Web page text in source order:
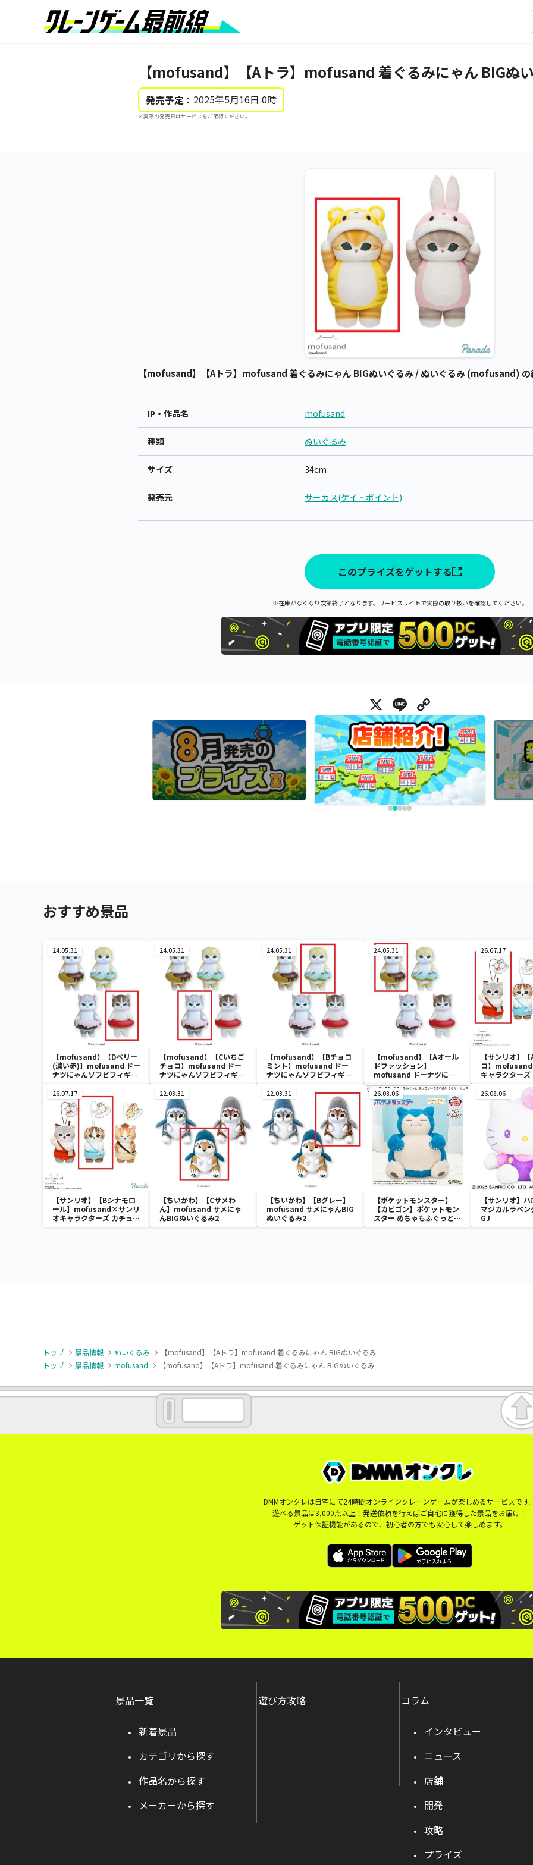
【mofusand】【Aトラ】mofusand 着ぐるみにゃん BIGぬ
発売予定： 2025年5月16日 0時
※実際の発売日はサービスをご確認ください。
【mofusand】【Aトラ】mofusand 着ぐるみにゃん BIGぬいぐるみ / ぬいぐるみ (mofusand) の
IP・作品名 mofusand
種類 ぬいぐるみ
サイズ 34cm
発売元 サーカス(ケイ・ポイント)
このプライズをゲットする
※在庫がなくなり次第終了となります。サービスサイトで実際の取り扱いを確認してください。
X Line
おすすめ景品
24.05.31
【mofusand】【Dベリー
(濃い赤)】mofusand ドー
ナツにゃんソフビフィギュ
24.05.31
【mofusand】【Cいちご
チョコ】mofusand ドー
ナツにゃんソフビフィギュ
24.05.31
【mofusand】【Bチョコ
ミント】mofusand ドー
ナツにゃんソフビフィギュ
24.05.31
【mofusand】【Aオール
ドファッション】
mofusand ドーナツにゃ
んソフビフィギュア
26.07.17
【サンリオ】
コ】
キャラクター
26.07.17
【サンリオ】【Bシナモロ
ール】mofusand×サンリ
オキャラクターズ カチュー
シャマスコット②
22.03.31
【ちいかわ】【Cサメわ
ん】mofusand サメにゃ
んBIGぬいぐるみ2
22.03.31
【ちいかわ】【Bグレー】
mofusand サメにゃんBIG
ぬいぐるみ2
26.08.06
【ポケットモンスター】
【カビゴン】ポケットモン
スター めちゃもふぐっと
ほっこりいやされぬいぐる
26.08.06
【サンリオ】
マジカルラベ
GJ
トップ 景品情報 ぬいぐるみ
【mofusand】【Aトラ】mofusand 着ぐるみにゃん BIGぬいぐるみ
トップ
景品情報 mofusand 【mofusand】【Aトラ】mofusand 着ぐるみにゃん BIGぬいぐるみ
DMMオンクレは自宅にて24時間オンラインクレーンゲームが楽しめるサービスです
遊べる景品は3,000点以上！発送依頼を行えばご自宅に獲得した景品をお届け！
ゲット保証機能があるので、初心者の方でも安心して楽しめます。
景品一覧
新着景品
カテゴリから探す
作品名から探す
メーカーから探す
遊び方攻略 コラム
インタビュー
ニュース
店舗
開発
攻略
プライズ